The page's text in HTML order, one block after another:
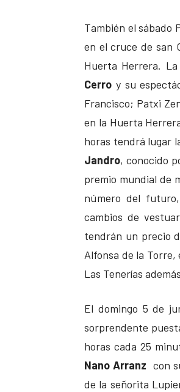
También el sábado
en el cruce de san
Huerta Herrera.
Cerro y su
Francisco; Patxi
en la Huerta
horas tendrá lugar
Jandro, conocido
premio mundial de
número del futuro,
cambios de
tendrán un precio
Alfonsa de la
Las Tenerías
El domingo 5 de
sorprendente
horas cada 25
Nano Arranz con
de la señorita